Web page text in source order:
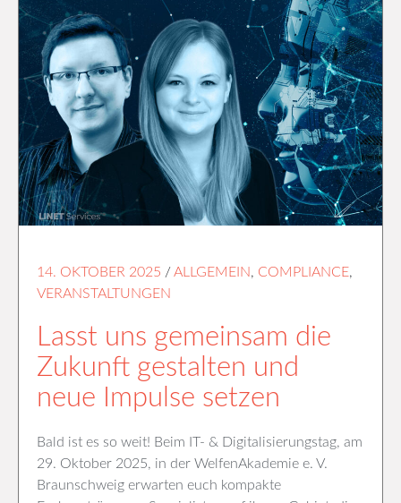
14. OKTOBER 2025 /ALLGEMEIN, COMPLIANCE,
VERANSTALTUNGEN
Lasst uns gemeinsam die
Zukunft gestalten und
neue Impulse setzen
Bald ist es so weit! Beim IT- & Digitalisierungstag, am
29. Oktober 2025, in der WelfenAkademie e. V.
Braunschweig erwarten euch kompakte